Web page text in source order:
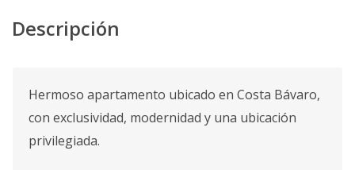
Descripción
Hermoso apartamento ubicado en Costa Bávaro,
con exclusividad, modernidad y una ubicación
privilegiada.